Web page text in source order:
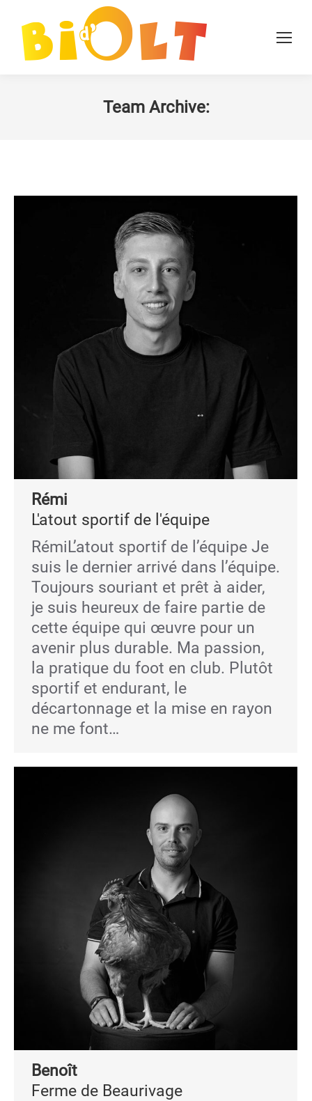
Team Archive:
Rémi
L'atout sportif de l'équipe
RémiL’atout sportif de l’équipe Je
suis le dernier arrivé dans l’équipe.
Toujours souriant et prêt à aider,
je suis heureux de faire partie de
cette équipe qui œuvre pour un
avenir plus durable. Ma passion,
la pratique du foot en club. Plutôt
sportif et endurant, le
décartonnage et la mise en rayon
ne me font…
Benoît
Ferme de Beaurivage